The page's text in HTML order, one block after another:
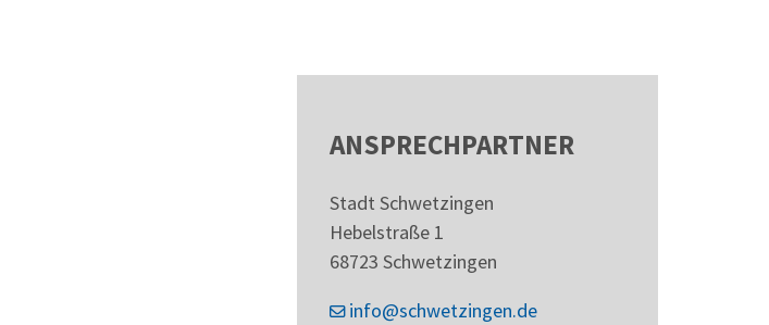
ANSPRECHPARTNER
Stadt Schwetzingen
Hebelstraße 1
68723 Schwetzingen
info@schwetzingen.de